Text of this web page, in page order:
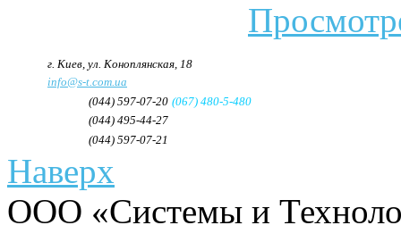
г. Киев, ул. Коноплянская, 18
info@s-t.com.ua
(044) 597-07-20 (067) 480-5-480
(044) 495-44-27
(044) 597-07-21
Наверх
ООО «Системы и